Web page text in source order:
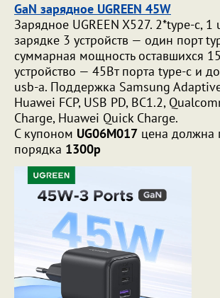
GaN зарядное UGREEN 45W
Зарядное UGREEN X527. 2*type-c, 1
зарядке 3 устройств — один порт
суммарная мощность оставшихся
устройство — 45Вт порта type-c и
usb-a. Поддержка Samsung
Huawei FCP, USB PD, BC1.2,
Charge, Huawei Quick Charge.
С купоном UG06M017 цена должна
порядка 1300р